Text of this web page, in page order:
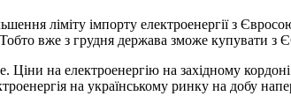
ліміту імпорту електроенергії з
вже з грудня держава зможе купувати з
Ціни на електроенергію на західному
на українському ринку на добу